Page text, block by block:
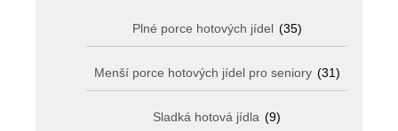
Plné porce hotových jídel (35)
Menší porce hotových jídel pro seniory (31)
Sladká hotová jídla (9)